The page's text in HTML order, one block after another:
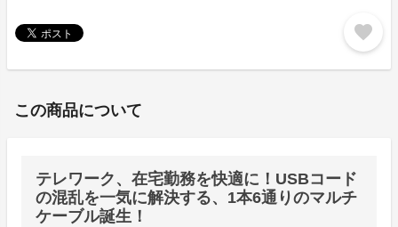
favorite
この商品について
テレワーク、在宅勤務を快適に！USBコード
の混乱を一気に解決する、1本6通りのマルチ
ケーブル誕生！